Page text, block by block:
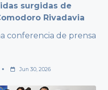
surgidas de
Rivadavia
conferencia de prensa
Jun 30, 2026